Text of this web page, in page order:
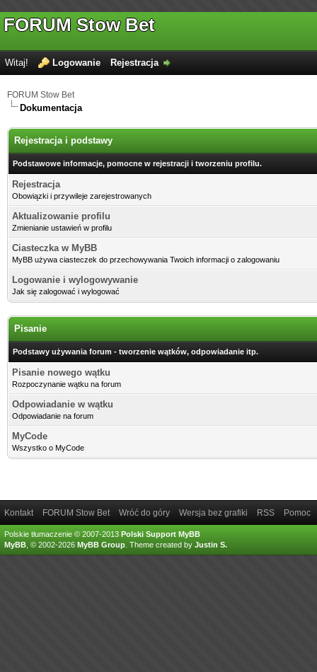
FORUM Stow Bet
Witaj! Logowanie Rejestracja
FORUM Stow Bet
Dokumentacja
Rejestracja i podstawy
Podstawowe informacje, pomocne w rejestracji i tworzeniu profilu.
Rejestracja
Obowiązki i przywileje zarejestrowanych
Aktualizowanie profilu
Zmienianie ustawień w profilu
Ciasteczka w MyBB
MyBB używa ciasteczek do przechowywania Twoich informacji o zalogowaniu
Logowanie i wylogowywanie
Jak się zalogować i wylogować
Pisanie
Podstawy używania forum - tworzenie wątków, odpowiadanie itp.
Pisanie nowego wątku
Rozpoczynanie wątku na forum
Odpowiadanie w wątku
Odpowiadanie na forum
MyCode
Wszystko o MyCode
Kontakt FORUM Stow Bet Wróć do góry Wersja bez grafiki RSS Pomoc
Polskie tłumaczenie © 2007-2013 Polski Support MyBB
MyBB , © 2002-2026 MyBB Group Theme created by Justin S.